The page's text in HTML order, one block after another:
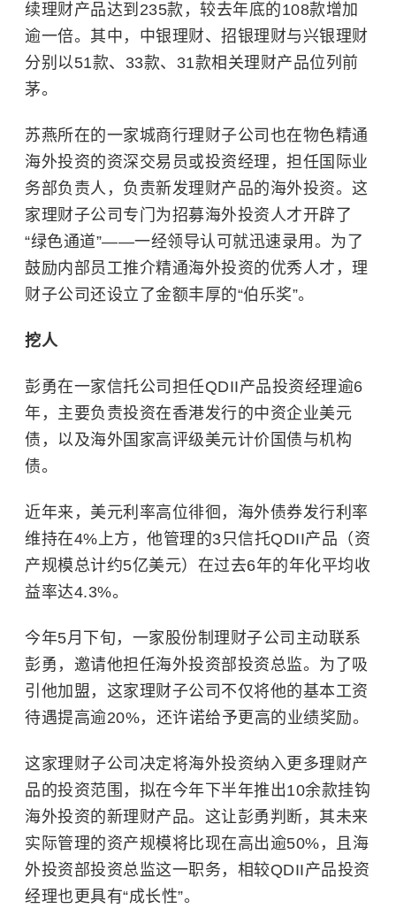
续理财产品达到235款，较去年底的108款增加
逾一倍。其中，中银理财、招银理财与兴银理财
分别以51款、33款、31款相关理财产品位列前
茅。
苏燕所在的一家城商行理财子公司也在物色精通
海外投资的资深交易员或投资经理，担任国际业
务部负责人，负责新发理财产品的海外投资。这
家理财子公司专门为招募海外投资人才开辟了
“绿色通道”——一经领导认可就迅速录用。为了
鼓励内部员工推介精通海外投资的优秀人才，理
财子公司还设立了金额丰厚的“伯乐奖”。
挖人
彭勇在一家信托公司担任QDII产品投资经理逾6
年，主要负责投资在香港发行的中资企业美元
债，以及海外国家高评级美元计价国债与机构
债。
近年来，美元利率高位徘徊，海外债券发行利率
维持在4%上方，他管理的3只信托QDII产品（资
产规模总计约5亿美元）在过去6年的年化平均收
益率达4.3%。
今年5月下旬，一家股份制理财子公司主动联系
彭勇，邀请他担任海外投资部投资总监。为了吸
引他加盟，这家理财子公司不仅将他的基本工资
待遇提高逾20%，还许诺给予更高的业绩奖励。
这家理财子公司决定将海外投资纳入更多理财产
品的投资范围，拟在今年下半年推出10余款挂钩
海外投资的新理财产品。这让彭勇判断，其未来
实际管理的资产规模将比现在高出逾50%，且海
外投资部投资总监这一职务，相较QDII产品投资
经理也更具有“成长性”。